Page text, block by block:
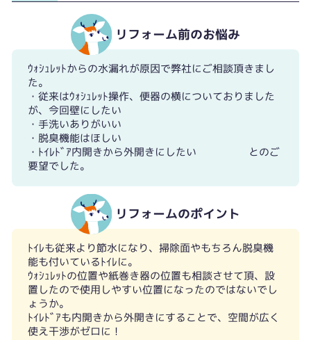
リフォーム前のお悩み
ｳｫｼｭﾚｯﾄからの水漏れが原因で弊社にご相談頂きまし
た。
・従来はｳｫｼｭﾚｯﾄ操作、便器の横についておりました
が、今回壁にしたい
・手洗いありがいい
・脱臭機能はほしい
・ﾄｲﾚﾄﾞｱ内開きから外開きにしたい とのご
要望でした。
リフォームのポイント
ﾄｲﾚも従来より節水になり、掃除面やもちろん脱臭機
能も付いているﾄｲﾚに。
ｳｫｼｭﾚｯﾄの位置や紙巻き器の位置も相談させて頂、設
置したので使用しやすい位置になったのではないでし
ょうか。
ﾄｲﾚﾄﾞｱも内開きから外開きにすることで、空間が広く
使え干渉がゼロに！
ﾄｲﾚﾄﾞｱを内開きから外開きに